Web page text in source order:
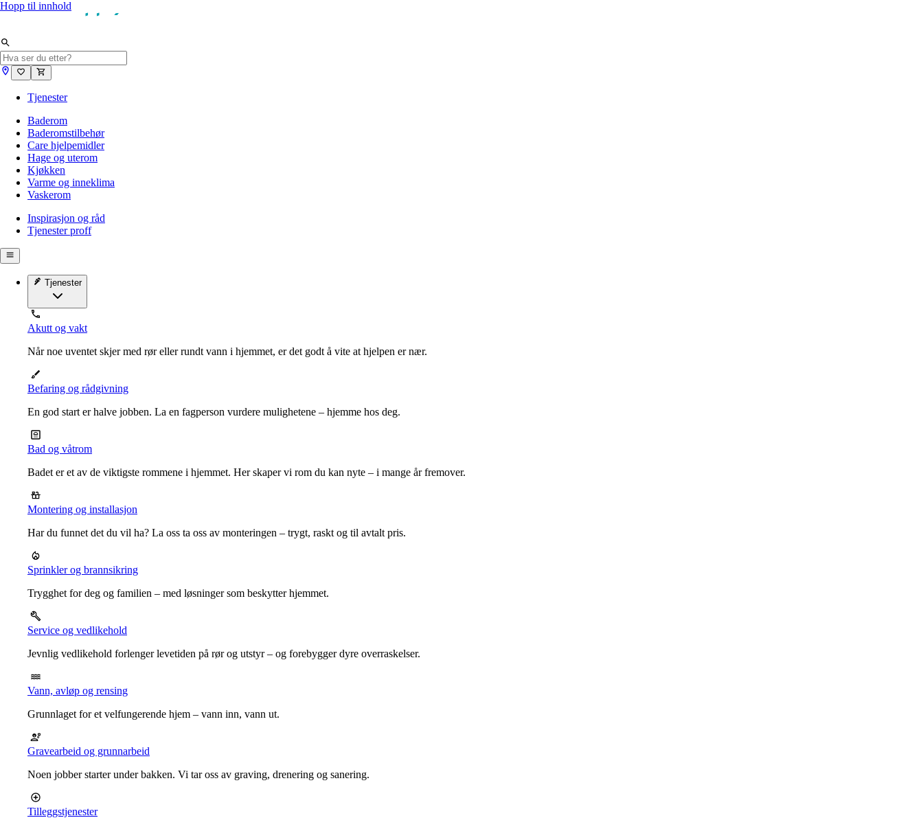
Hopp til innhold
Tjenester
Baderom
Baderomstilbehør
Care hjelpemidler
Hage og uterom
Kjøkken
Varme og inneklima
Vaskerom
Inspirasjon og råd
Tjenester proff
Tjenester
Akutt og vakt
Når noe uventet skjer med rør eller rundt vann i hjemmet, er det godt å vite at hjelpen er nær.
Befaring og rådgivning
En god start er halve jobben. La en fagperson vurdere mulighetene – hjemme hos deg.
Bad og våtrom
Badet er et av de viktigste rommene i hjemmet. Her skaper vi rom du kan nyte – i mange år fremover.
Montering og installasjon
Har du funnet det du vil ha? La oss ta oss av monteringen – trygt, raskt og til avtalt pris.
Sprinkler og brannsikring
Trygghet for deg og familien – med løsninger som beskytter hjemmet.
Service og vedlikehold
Jevnlig vedlikehold forlenger levetiden på rør og utstyr – og forebygger dyre overraskelser.
Vann, avløp og rensing
Grunnlaget for et velfungerende hjem – vann inn, vann ut.
Gravearbeid og grunnarbeid
Noen jobber starter under bakken. Vi tar oss av graving, drenering og sanering.
Tilleggstjenester